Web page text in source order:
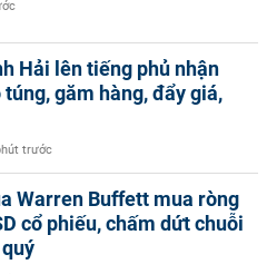
Hải lên tiếng phủ nhận
găm hàng, đẩy giá,
trước
Warren Buffett mua ròng
cổ phiếu, chấm dứt chuỗi